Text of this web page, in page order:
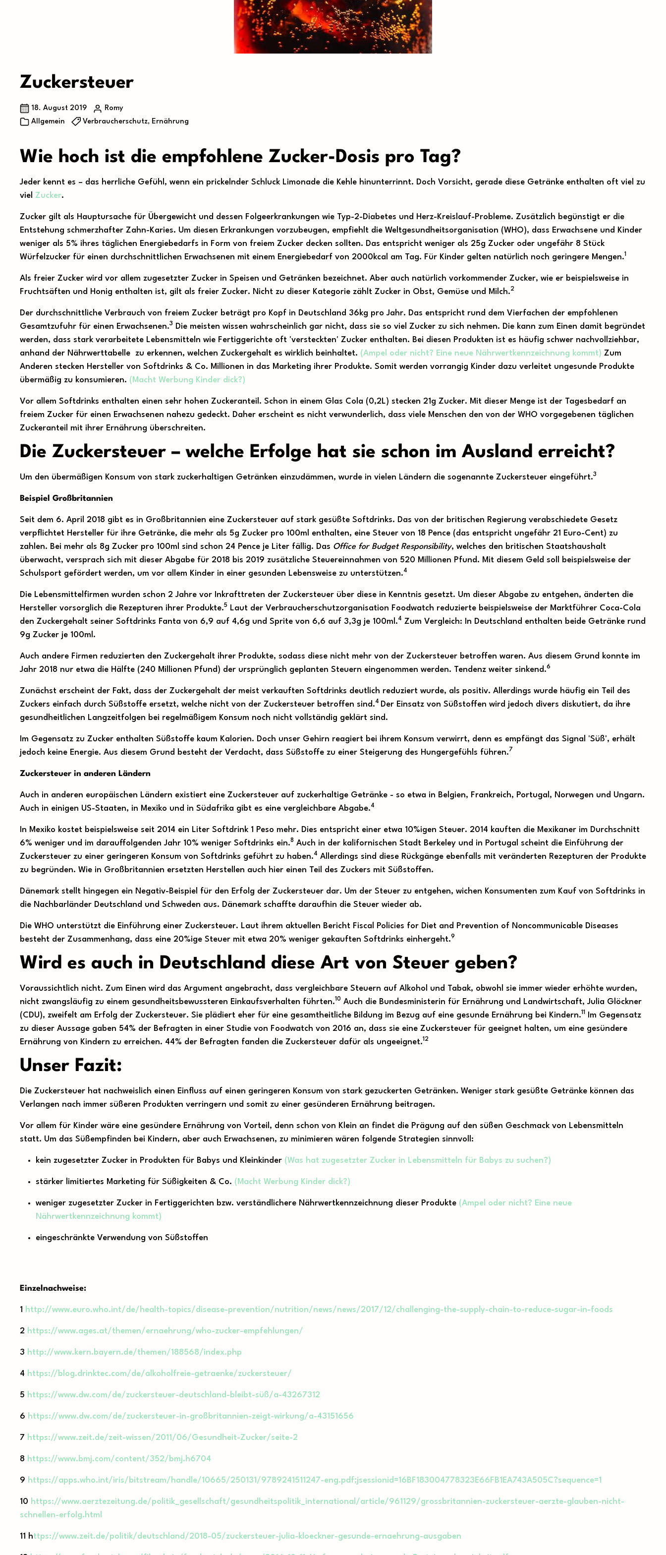
Zuckersteuer
18. August 2019
Romy
Allgemein
Verbraucherschutz, Ernährung
Wie hoch ist die empfohlene Zucker-Dosis pro Tag?
Jeder kennt es – das herrliche Gefühl, wenn ein prickelnder Schluck Limonade die Kehle hinunterrinnt. Doch Vorsicht, gerade diese Getränke enthalten oft viel zu
viel Zucker.
Zucker gilt als Hauptursache für Übergewicht und dessen Folgeerkrankungen wie Typ-2-Diabetes und Herz-Kreislauf-Probleme. Zusätzlich begünstigt er die
Entstehung schmerzhafter Zahn-Karies. Um diesen Erkrankungen vorzubeugen, empfiehlt die Weltgesundheitsorganisation (WHO), dass Erwachsene und Kinder
weniger als 5% ihres täglichen Energiebedarfs in Form von freiem Zucker decken sollten. Das entspricht weniger als 25g Zucker oder ungefähr 8 Stück
Würfelzucker für einen durchschnittlichen Erwachsenen mit einem Energiebedarf von 2000kcal am Tag. Für Kinder gelten natürlich noch geringere Mengen.1
Als freier Zucker wird vor allem zugesetzter Zucker in Speisen und Getränken bezeichnet. Aber auch natürlich vorkommender Zucker, wie er beispielsweise in
Fruchtsäften und Honig enthalten ist, gilt als freier Zucker. Nicht zu dieser Kategorie zählt Zucker in Obst, Gemüse und Milch.2
Der durchschnittliche Verbrauch von freiem Zucker beträgt pro Kopf in Deutschland 36kg pro Jahr. Das entspricht rund dem Vierfachen der empfohlenen
Gesamtzufuhr für einen Erwachsenen.3
Die meisten wissen wahrscheinlich gar nicht, dass sie so viel Zucker zu sich nehmen. Die kann zum Einen damit begründet
werden, dass stark verarbeitete Lebensmitteln wie Fertiggerichte oft 'versteckten' Zucker enthalten. Bei diesen Produkten ist es häufig schwer nachvollziehbar,
anhand der Nährwerttabelle zu erkennen, welchen Zuckergehalt es wirklich beinhaltet. (Ampel oder nicht? Eine neue Nährwertkennzeichnung kommt) Zum
Anderen stecken Hersteller von Softdrinks & Co. Millionen in das Marketing ihrer Produkte. Somit werden vorrangig Kinder dazu verleitet ungesunde Produkte
übermäßig zu konsumieren. (Macht Werbung Kinder dick?)
Vor allem Softdrinks enthalten einen sehr hohen Zuckeranteil. Schon in einem Glas Cola (0,2L) stecken 21g Zucker. Mit dieser Menge ist der Tagesbedarf an
freiem Zucker für einen Erwachsenen nahezu gedeckt. Daher erscheint es nicht verwunderlich, dass viele Menschen den von der WHO vorgegebenen täglichen
Zuckeranteil mit ihrer Ernährung überschreiten.
Die Zuckersteuer – welche Erfolge hat sie schon im Ausland erreicht?
Um den übermäßigen Konsum von stark zuckerhaltigen Getränken einzudämmen, wurde in vielen Ländern die sogenannte Zuckersteuer eingeführt.3
Beispiel Großbritannien
Seit dem 6. April 2018 gibt es in Großbritannien eine Zuckersteuer auf stark gesüßte Softdrinks. Das von der britischen Regierung verabschiedete Gesetz
verpflichtet Hersteller für ihre Getränke, die mehr als 5g Zucker pro 100ml enthalten, eine Steuer von 18 Pence (das entspricht ungefähr 21 Euro-Cent) zu
zahlen. Bei mehr als 8g Zucker pro 100ml sind schon 24 Pence je Liter fällig. Das Office for Budget Responsibility, welches den britischen Staatshaushalt
überwacht, versprach sich mit dieser Abgabe für 2018 bis 2019 zusätzliche Steuereinnahmen von 520 Millionen Pfund. Mit diesem Geld soll beispielsweise der
Schulsport gefördert werden, um vor allem Kinder in einer gesunden Lebensweise zu unterstützen.4
Die Lebensmittelfirmen wurden schon 2 Jahre vor Inkrafttreten der Zuckersteuer über diese in Kenntnis gesetzt. Um dieser Abgabe zu entgehen, änderten die
Hersteller vorsorglich die Rezepturen ihrer Produkte.5
Laut der Verbraucherschutzorganisation Foodwatch reduzierte beispielsweise der Marktführer Coca-Cola
den Zuckergehalt seiner Softdrinks Fanta von 6,9 auf 4,6g und Sprite von 6,6 auf 3,3g je 100ml.4 Zum Vergleich: In Deutschland enthalten beide Getränke rund
9g Zucker je 100ml.
Auch andere Firmen reduzierten den Zuckergehalt ihrer Produkte, sodass diese nicht mehr von der Zuckersteuer betroffen waren. Aus diesem Grund konnte im
Jahr 2018 nur etwa die Hälfte (240 Millionen Pfund) der ursprünglich geplanten Steuern eingenommen werden. Tendenz weiter sinkend.6
Zunächst erscheint der Fakt, dass der Zuckergehalt der meist verkauften Softdrinks deutlich reduziert wurde, als positiv. Allerdings wurde häufig ein Teil des
Zuckers einfach durch Süßstoffe ersetzt, welche nicht von der Zuckersteuer betroffen sind.4 Der Einsatz von Süßstoffen wird jedoch divers diskutiert, da ihre
gesundheitlichen Langzeitfolgen bei regelmäßigem Konsum noch nicht vollständig geklärt sind.
Im Gegensatz zu Zucker enthalten Süßstoffe kaum Kalorien. Doch unser Gehirn reagiert bei ihrem Konsum verwirrt, denn es empfängt das Signal 'Süß', erhält
jedoch keine Energie. Aus diesem Grund besteht der Verdacht, dass Süßstoffe zu einer Steigerung des Hungergefühls führen.7
Zuckersteuer in anderen Ländern
Auch in anderen europäischen Ländern existiert eine Zuckersteuer auf zuckerhaltige Getränke - so etwa in Belgien, Frankreich, Portugal, Norwegen und Ungarn.
Auch in einigen US-Staaten, in Mexiko und in Südafrika gibt es eine vergleichbare Abgabe.4
In Mexiko kostet beispielsweise seit 2014 ein Liter Softdrink 1 Peso mehr. Dies entspricht einer etwa 10%igen Steuer. 2014 kauften die Mexikaner im Durchschnitt
6% weniger und im darauffolgenden Jahr 10% weniger Softdrinks ein.8 Auch in der kalifornischen Stadt Berkeley und in Portugal scheint die Einführung der
Zuckersteuer zu einer geringeren Konsum von Softdrinks geführt zu haben.4 Allerdings sind diese Rückgänge ebenfalls mit veränderten Rezepturen der Produkte
zu begründen. Wie in Großbritannien ersetzten Herstellen auch hier einen Teil des Zuckers mit Süßstoffen.
Dänemark stellt hingegen ein Negativ-Beispiel für den Erfolg der Zuckersteuer dar. Um der Steuer zu entgehen, wichen Konsumenten zum Kauf von Softdrinks in
die Nachbarländer Deutschland und Schweden aus. Dänemark schaffte daraufhin die Steuer wieder ab.
Die WHO unterstützt die Einführung einer Zuckersteuer. Laut ihrem aktuellen Bericht Fiscal Policies for Diet and Prevention of Noncommunicable Diseases
besteht der Zusammenhang, dass eine 20%ige Steuer mit etwa 20% weniger gekauften Softdrinks einhergeht.9
Wird es auch in Deutschland diese Art von Steuer geben?
Voraussichtlich nicht. Zum Einen wird das Argument angebracht, dass vergleichbare Steuern auf Alkohol und Tabak, obwohl sie immer wieder erhöhte wurden,
nicht zwangsläufig zu einem gesundheitsbewussteren Einkaufsverhalten führten.10 Auch die Bundesministerin für Ernährung und Landwirtschaft, Julia Glöckner
(CDU), zweifelt am Erfolg der Zuckersteuer. Sie plädiert eher für eine gesamtheitliche Bildung im Bezug auf eine gesunde Ernährung bei Kindern.11
Im Gegensatz
zu dieser Aussage gaben 54% der Befragten in einer Studie von Foodwatch von 2016 an, dass sie eine Zuckersteuer für geeignet halten, um eine gesündere
Ernährung von Kindern zu erreichen. 44% der Befragten fanden die Zuckersteuer dafür als ungeeignet.12
Unser Fazit:
Die Zuckersteuer hat nachweislich einen Einfluss auf einen geringeren Konsum von stark gezuckerten Getränken. Weniger stark gesüßte Getränke können das
Verlangen nach immer süßeren Produkten verringern und somit zu einer gesünderen Ernährung beitragen.
Vor allem für Kinder wäre eine gesündere Ernährung von Vorteil, denn schon von Klein an findet die Prägung auf den süßen Geschmack von Lebensmitteln
statt. Um das Süßempfinden bei Kindern, aber auch Erwachsenen, zu minimieren wären folgende Strategien sinnvoll:
kein zugesetzter Zucker in Produkten für Babys und Kleinkinder (Was hat zugesetzter Zucker in Lebensmitteln für Babys zu suchen?)
stärker limitiertes Marketing für Süßigkeiten & Co. (Macht Werbung Kinder dick?)
weniger zugesetzter Zucker in Fertiggerichten bzw. verständlichere Nährwertkennzeichnung dieser Produkte (Ampel oder nicht? Eine neue
Nährwertkennzeichnung kommt)
eingeschränkte Verwendung von Süßstoffen
Einzelnachweise:
1 http://www.euro.who.int/de/health-topics/disease-prevention/nutrition/news/news/2017/12/challenging-the-supply-chain-to-reduce-sugar-in-foods
2 https://www.ages.at/themen/ernaehrung/who-zucker-empfehlungen/
3 http://www.kern.bayern.de/themen/188568/index.php
4 https://blog.drinktec.com/de/alkoholfreie-getraenke/zuckersteuer/
5 https://www.dw.com/de/zuckersteuer-deutschland-bleibt-süß/a-43267312
6 https://www.dw.com/de/zuckersteuer-in-großbritannien-zeigt-wirkung/a-43151656
7 https://www.zeit.de/zeit-wissen/2011/06/Gesundheit-Zucker/seite-2
8 https://www.bmj.com/content/352/bmj.h6704
9 https://apps.who.int/iris/bitstream/handle/10665/250131/9789241511247-eng.pdf;jsessionid=16BF183004778323E66FB1EA743A505C?sequence=1
10 https://www.aerztezeitung.de/politik_gesellschaft/gesundheitspolitik_international/article/961129/grossbritannien-zuckersteuer-aerzte-glauben-nicht-
schnellen-erfolg.html
11 https://www.zeit.de/politik/deutschland/2018-05/zuckersteuer-julia-kloeckner-gesunde-ernaehrung-ausgaben